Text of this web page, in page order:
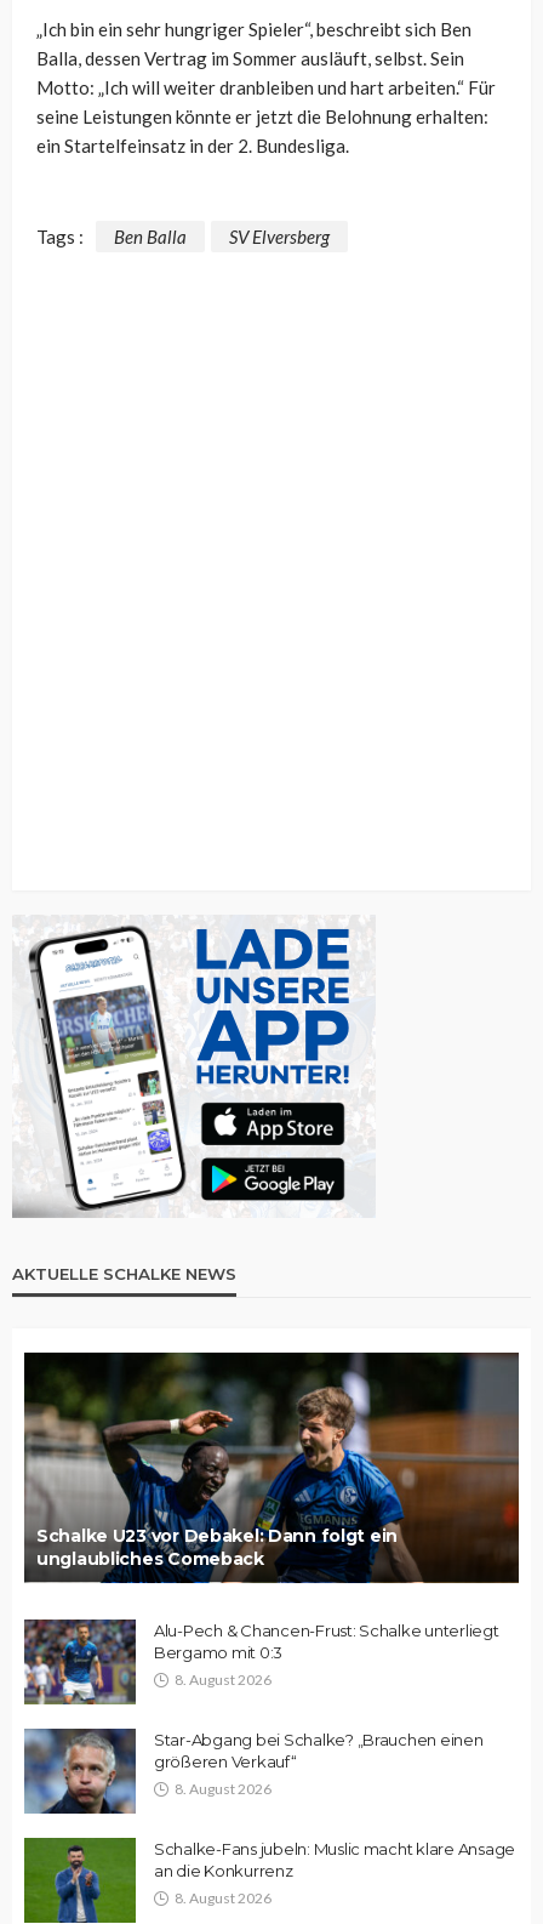
„Ich bin ein sehr hungriger Spieler“, beschreibt sich Ben
Balla, dessen Vertrag im Sommer ausläuft, selbst. Sein
Motto: „Ich will weiter dranbleiben und hart arbeiten.“ Für
seine Leistungen könnte er jetzt die Belohnung erhalten:
ein Startelfeinsatz in der 2. Bundesliga.
Tags : Ben Balla SV Elversberg
AKTUELLE SCHALKE NEWS
Schalke U23 vor Debakel: Dann folgt ein
unglaubliches Comeback
Alu-Pech & Chancen-Frust: Schalke unterliegt
Bergamo mit 0:3
8. August 2026
Star-Abgang bei Schalke? „Brauchen einen
größeren Verkauf“
8. August 2026
Schalke-Fans jubeln: Muslic macht klare Ansage
an die Konkurrenz
8. August 2026